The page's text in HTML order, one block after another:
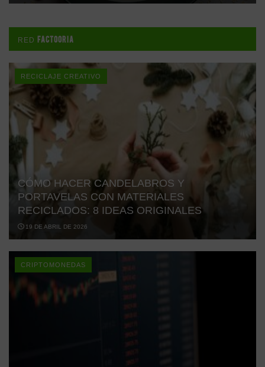
RED FACTOORIA
RECICLAJE CREATIVO
CÓMO HACER CANDELABROS Y
PORTAVELAS CON MATERIALES
RECICLADOS: 8 IDEAS ORIGINALES
19 DE ABRIL DE 2026
CRIPTOMONEDAS